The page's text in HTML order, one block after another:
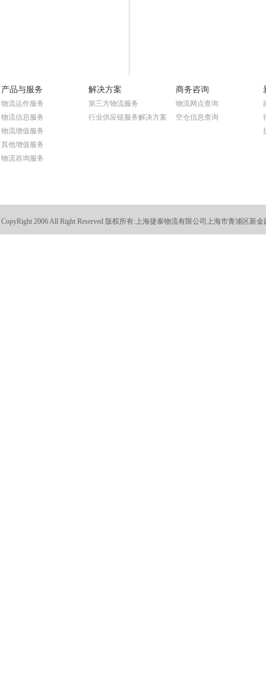
产品与服务
物流运作服务
物流信息服务
物流增值服务
其他增值服务
物流咨询服务
解决方案
第三方物流服务
行业供应链服务解决方案
商务咨询
物流网点查询
空仓信息查询
CopyRight 2006 All Right Reserved 版权所有:上海捷泰物流有限公司上海市青浦区新金